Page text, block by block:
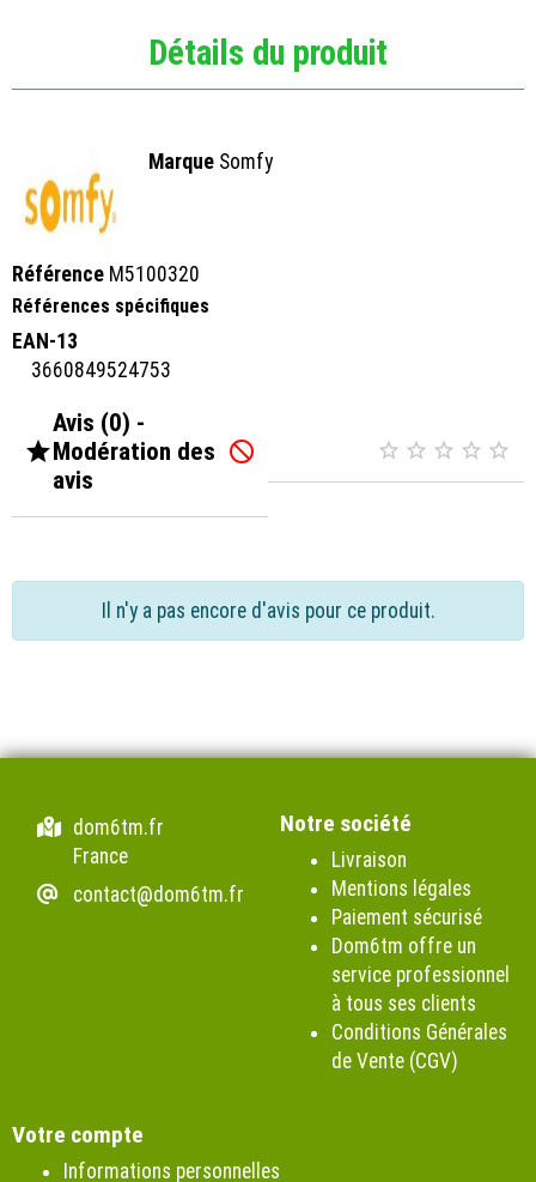
Détails du produit
Marque Somfy
Référence M5100320
Références spécifiques
EAN-13
3660849524753

Avis (0) -
Modération des
avis
     
Il n'y a pas encore d'avis pour ce produit.
dom6tm.fr
France
contact@dom6tm.fr
Notre société
Livraison
Mentions légales
Paiement sécurisé
Dom6tm offre un
service professionnel
à tous ses clients
Conditions Générales
de Vente (CGV)
Votre compte
Informations personnelles